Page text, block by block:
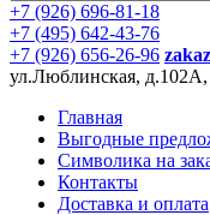
+7 (926) 696-81-18
+7 (495) 642-43-76
+7 (926) 656-26-96
ул.Люблинская,
Главная
Выгодные
Символика на
Контакты
Доставка и оплата